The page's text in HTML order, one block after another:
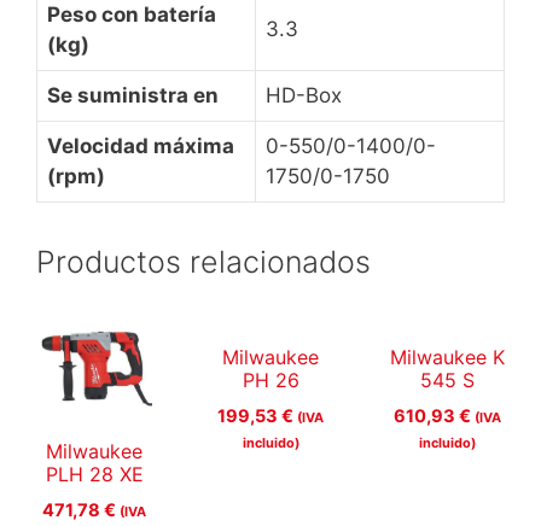
Peso con batería
(kg)
3.3
Se suministra en HD-Box
Velocidad máxima
(rpm)
0-550/0-1400/0-
1750/0-1750
Productos relacionados
Milwaukee
PLH 28 XE
471,78 € (IVA
Milwaukee
PH 26
199,53 € (IVA
incluido)
Milwaukee K
545 S
610,93 € (IVA
incluido)